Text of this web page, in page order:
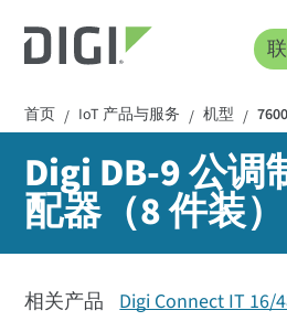
首页 / IoT 产品与服务 / 机型 /
Digi DB-9 公调
配器（8 件装）
相关产品 Digi Connect IT 16/